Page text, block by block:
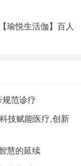
瑜悦生活伽】百人
规范诊疗
技赋能医疗,创新
慧的延续